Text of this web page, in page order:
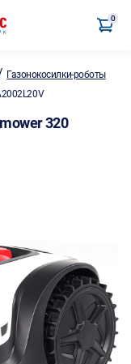
0
Газонокосилки-роботы
320